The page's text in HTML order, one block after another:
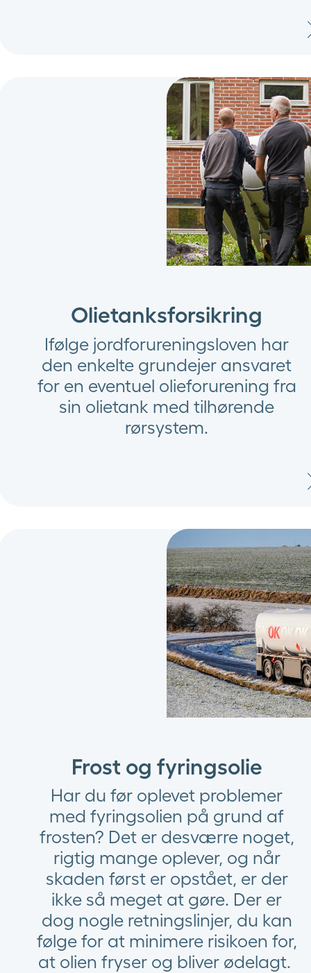
Olietanksforsikring
Ifølge jordforureningsloven har
den enkelte grundejer ansvaret
for en eventuel olieforurening fra
sin olietank med tilhørende
rørsystem.​​​​​​​​​​​​​​​​​​​
Frost og fyringsolie
Har du før oplevet problemer
med fyringsolien på grund af
frosten? Det er desværre noget,
rigtig​​​​​​​​ mange oplever, og når
skaden først er opstået, er der
ikke så meget at gøre. Der er
dog nogle retningslinjer, du kan
følge for at minimere risikoen for,
at olien fryser og bliver ødelagt. ​​​​​​